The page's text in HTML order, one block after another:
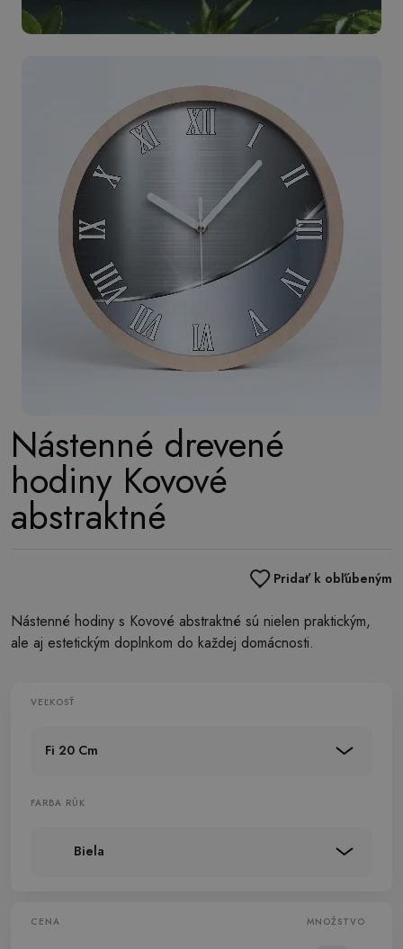
Nástenné drevené
hodiny Kovové
abstraktné
Pridať k obľúbeným
Nástenné hodiny s Kovové abstraktné sú nielen praktickým,
ale aj estetickým doplnkom do každej domácnosti.
VEĽKOSŤ
Fi 20 Cm
FARBA RÚK
Biela
CENA MNOŽSTVO